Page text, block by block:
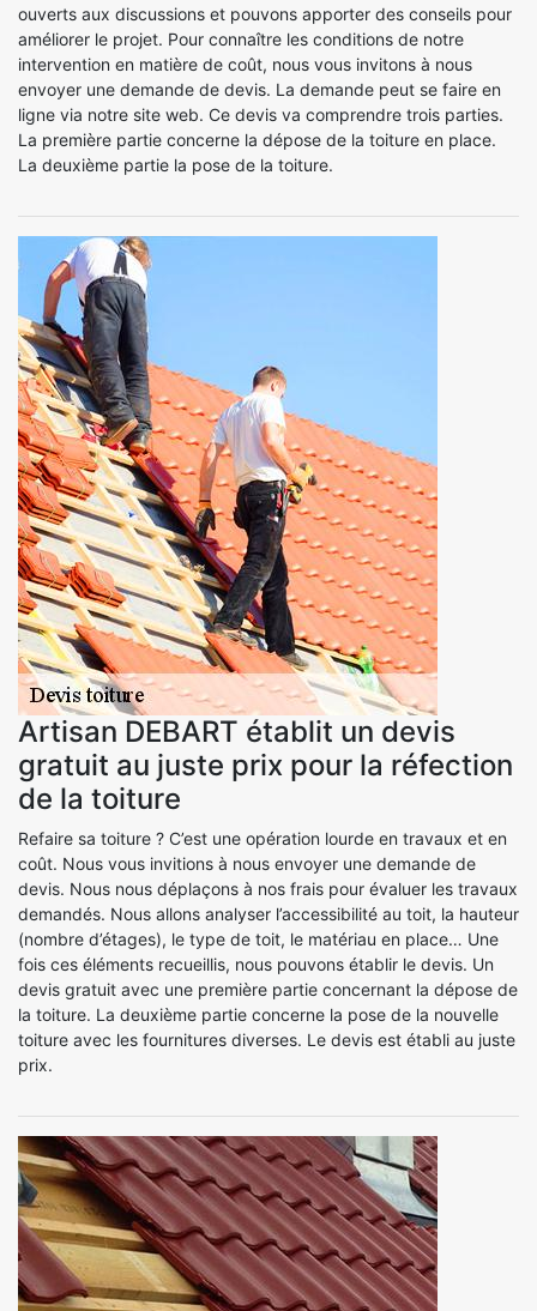
ouverts aux discussions et pouvons apporter des conseils pour
améliorer le projet. Pour connaître les conditions de notre
intervention en matière de coût, nous vous invitons à nous
envoyer une demande de devis. La demande peut se faire en
ligne via notre site web. Ce devis va comprendre trois parties.
La première partie concerne la dépose de la toiture en place.
La deuxième partie la pose de la toiture.
Artisan DEBART établit un devis
gratuit au juste prix pour la réfection
de la toiture
Refaire sa toiture ? C’est une opération lourde en travaux et en
coût. Nous vous invitions à nous envoyer une demande de
devis. Nous nous déplaçons à nos frais pour évaluer les travaux
demandés. Nous allons analyser l’accessibilité au toit, la hauteur
(nombre d’étages), le type de toit, le matériau en place… Une
fois ces éléments recueillis, nous pouvons établir le devis. Un
devis gratuit avec une première partie concernant la dépose de
la toiture. La deuxième partie concerne la pose de la nouvelle
toiture avec les fournitures diverses. Le devis est établi au juste
prix.